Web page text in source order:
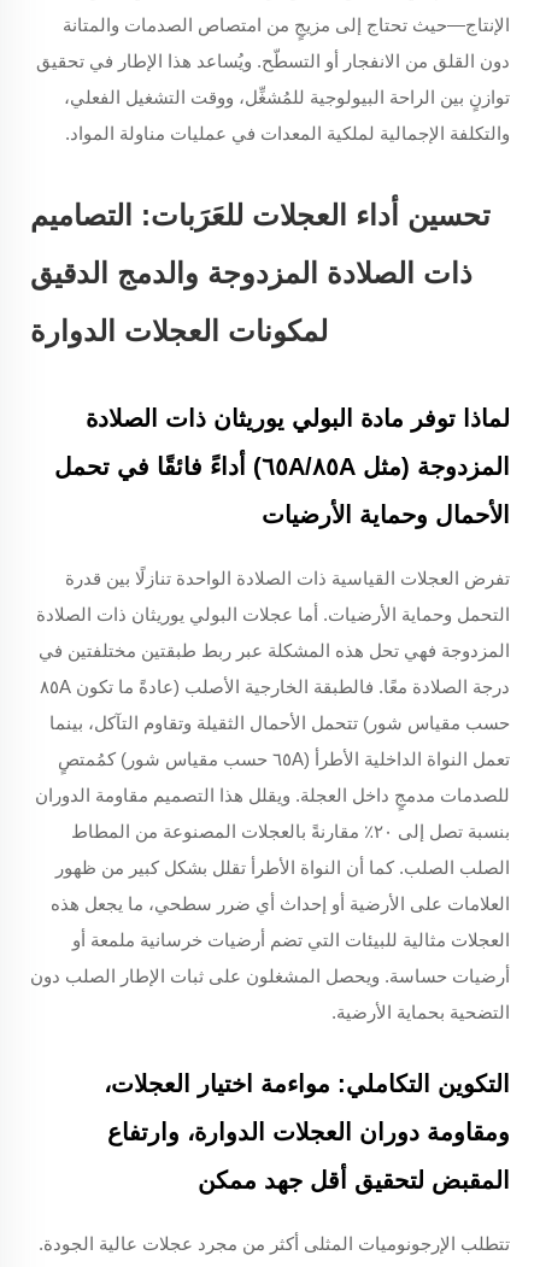
الإنتاج—حيث تحتاج إلى مزيجٍ من امتصاص الصدمات والمتانة
دون القلق من الانفجار أو التسطّح. ويُساعد هذا الإطار في تحقيق
توازنٍ بين الراحة البيولوجية للمُشغِّل، ووقت التشغيل الفعلي،
والتكلفة الإجمالية لملكية المعدات في عمليات مناولة المواد.
تحسين أداء العجلات للعَرَبات: التصاميم
ذات الصلادة المزدوجة والدمج الدقيق
لمكونات العجلات الدوارة
لماذا توفر مادة البولي يوريثان ذات الصلادة
المزدوجة (مثل ٨٥A/٦٥A) أداءً فائقًا في تحمل
الأحمال وحماية الأرضيات
تفرض العجلات القياسية ذات الصلادة الواحدة تنازلًا بين قدرة
التحمل وحماية الأرضيات. أما عجلات البولي يوريثان ذات الصلادة
المزدوجة فهي تحل هذه المشكلة عبر ربط طبقتين مختلفتين في
درجة الصلادة معًا. فالطبقة الخارجية الأصلب (عادةً ما تكون ٨٥A
حسب مقياس شور) تتحمل الأحمال الثقيلة وتقاوم التآكل، بينما
تعمل النواة الداخلية الأطرأ (٦٥A حسب مقياس شور) كمُمتصٍ
للصدمات مدمجٍ داخل العجلة. ويقلل هذا التصميم مقاومة الدوران
بنسبة تصل إلى ٢٠٪ مقارنةً بالعجلات المصنوعة من المطاط
الصلب الصلب. كما أن النواة الأطرأ تقلل بشكل كبير من ظهور
العلامات على الأرضية أو إحداث أي ضرر سطحي، ما يجعل هذه
العجلات مثالية للبيئات التي تضم أرضيات خرسانية ملمعة أو
أرضيات حساسة. ويحصل المشغلون على ثبات الإطار الصلب دون
التضحية بحماية الأرضية.
التكوين التكاملي: مواءمة اختيار العجلات،
ومقاومة دوران العجلات الدوارة، وارتفاع
المقبض لتحقيق أقل جهد ممكن
تتطلب الإرجونوميات المثلى أكثر من مجرد عجلات عالية الجودة.